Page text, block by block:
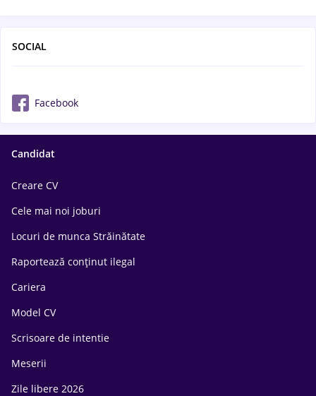
SOCIAL
Facebook
Candidat
Creare CV
Cele mai noi joburi
Locuri de munca Străinătate
Raportează conținut ilegal
Cariera
Model CV
Scrisoare de intentie
Meserii
Zile libere 2026